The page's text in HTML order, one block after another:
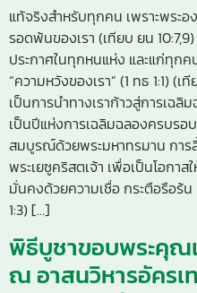
แท้จริงสำหรับทุกคน เพราะพระอ
รอดพ้นของเรา (เทียบ ยน
ประกาศในทุกหนแห่ง และแก่ทุกค
“ความหวังของเรา” (1 ทธ 1:1) (
เป็นการนำทางเราก้าวสู่การเฉ
เป็นปีแห่งการเฉลิมฉลองครบรอ
สมบูรณ์ด้วยพระมหาทรมาน กา
พระเยซูคริสตเจ้า เพื่อเป็นโอกา
มั่นคงด้วยความเชื่อ กระตือรือร้
1:3) […]
พิธีบูชาขอบพระคุณ
ณ อาสนวิหารอัครเ